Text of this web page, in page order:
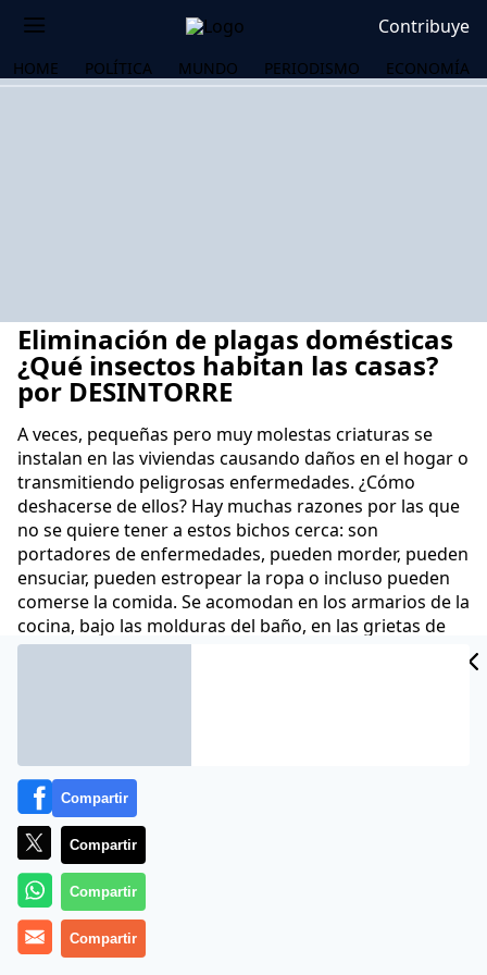
Contribuye
HOME POLÍTICA MUNDO PERIODISMO ECONOMÍA
Eliminación de plagas domésticas
¿Qué insectos habitan las casas?
por DESINTORRE
A veces, pequeñas pero muy molestas criaturas se
instalan en las viviendas causando daños en el hogar o
transmitiendo peligrosas enfermedades. ¿Cómo
deshacerse de ellos? Hay muchas razones por las que
no se quiere tener a estos bichos cerca: son
portadores de enfermedades, pueden morder, pueden
ensuciar, pueden estropear la ropa o incluso pueden
comerse la comida. Se acomodan en los armarios de la
cocina, bajo las molduras del baño, en las grietas de
las paredes
Compartir
Compartir
Compartir
Compartir